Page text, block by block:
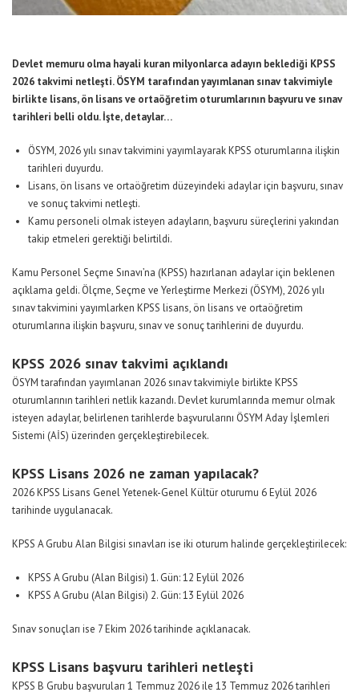
Devlet memuru olma hayali kuran milyonlarca adayın beklediği KPSS
2026 takvimi netleşti. ÖSYM tarafından yayımlanan sınav takvimiyle
birlikte lisans, ön lisans ve ortaöğretim oturumlarının başvuru ve sınav
tarihleri belli oldu. İşte, detaylar…
ÖSYM, 2026 yılı sınav takvimini yayımlayarak KPSS oturumlarına ilişkin
tarihleri duyurdu.
Lisans, ön lisans ve ortaöğretim düzeyindeki adaylar için başvuru, sınav
ve sonuç takvimi netleşti.
Kamu personeli olmak isteyen adayların, başvuru süreçlerini yakından
takip etmeleri gerektiği belirtildi.
Kamu Personel Seçme Sınavı’na (KPSS) hazırlanan adaylar için beklenen
açıklama geldi. Ölçme, Seçme ve Yerleştirme Merkezi (ÖSYM), 2026 yılı
sınav takvimini yayımlarken KPSS lisans, ön lisans ve ortaöğretim
oturumlarına ilişkin başvuru, sınav ve sonuç tarihlerini de duyurdu.
KPSS 2026 sınav takvimi açıklandı
ÖSYM tarafından yayımlanan 2026 sınav takvimiyle birlikte KPSS
oturumlarının tarihleri netlik kazandı. Devlet kurumlarında memur olmak
isteyen adaylar, belirlenen tarihlerde başvurularını ÖSYM Aday İşlemleri
Sistemi (AİS) üzerinden gerçekleştirebilecek.
KPSS Lisans 2026 ne zaman yapılacak?
2026 KPSS Lisans Genel Yetenek-Genel Kültür oturumu 6 Eylül 2026
tarihinde uygulanacak.
KPSS A Grubu Alan Bilgisi sınavları ise iki oturum halinde gerçekleştirilecek:
KPSS A Grubu (Alan Bilgisi) 1. Gün: 12 Eylül 2026
KPSS A Grubu (Alan Bilgisi) 2. Gün: 13 Eylül 2026
Sınav sonuçları ise 7 Ekim 2026 tarihinde açıklanacak.
KPSS Lisans başvuru tarihleri netleşti
KPSS B Grubu başvuruları 1 Temmuz 2026 ile 13 Temmuz 2026 tarihleri